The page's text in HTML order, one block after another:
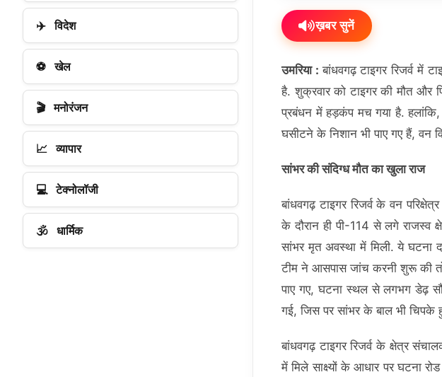
ख़बर सुनें
उमरिया :बांधवगढ़ टाइगर रिजर्व में
है. शुक्रवार को टाइगर की मौत और
प्रबंधन में हड़कंप मच गया है. हलांकि,
घसीटने के निशान भी पाए गए हैं, वन
सांभर की संदिग्ध मौत का खुला राज
बांधवगढ़ टाइगर रिजर्व के वन
के दौरान ही पी-114 से लगे राजस्व
सांभर मृत अवस्था में मिली. ये घटना
टीम ने आसपास जांच करनी शुरू की
पाए गए, घटना स्थल से लगभग डेढ़ सौ
गई, जिस पर सांभर के बाल भी चिपके
बांधवगढ़ टाइगर रिजर्व के क्षेत्र
में मिले साक्ष्यों के आधार पर घटना
✈️ विदेश
⚽ खेल
🎬 मनोरंजन
📈 व्यापार
💻 टेक्नोलॉजी
🕉️ धार्मिक